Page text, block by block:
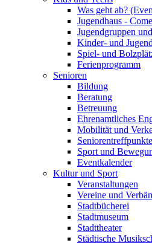
Was geht ab?
Jugendhaus -
Jugendgruppen
Kinder- und
Spiel- und
Ferienprogramm
Senioren
Bildung
Beratung
Betreuung
Ehrenamtliches
Mobilität und
Seniorentreffpunkte
Sport und
Eventkalender
Kultur und Sport
Veranstaltungen
Vereine und
Stadtbücherei
Stadtmuseum
Stadttheater
Städtische